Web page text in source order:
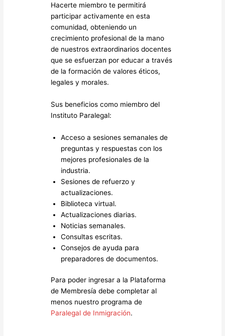
Hacerte miembro te permitirá
participar activamente en esta
comunidad, obteniendo un
crecimiento profesional de la mano
de nuestros extraordinarios docentes
que se esfuerzan por educar a través
de la formación de valores éticos,
legales y morales.
Sus beneficios como miembro del
Instituto Paralegal:
Acceso a sesiones semanales de
preguntas y respuestas con los
mejores profesionales de la
industria.
Sesiones de refuerzo y
actualizaciones.
Biblioteca virtual.
Actualizaciones diarias.
Noticias semanales.
Consultas escritas.
Consejos de ayuda para
preparadores de documentos.
Para poder ingresar a la Plataforma
de Membresía debe completar al
menos nuestro programa de
Paralegal de Inmigración.